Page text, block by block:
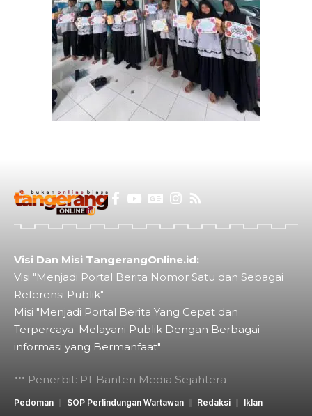
Visi Dan Misi TangerangOnline.id:
Visi "Menjadi Portal Berita Nomor Satu dan Sebagai
Referensi Publik"
Misi "Menjadi Portal Berita Yang Cepat dan
Terpercaya. Melayani Publik Dengan Berbagai
informasi yang Bermanfaat"
Penerbit: PT Banten Media Sejahtera
Pedoman SOP Perlindungan Wartawan Redaksi Iklan